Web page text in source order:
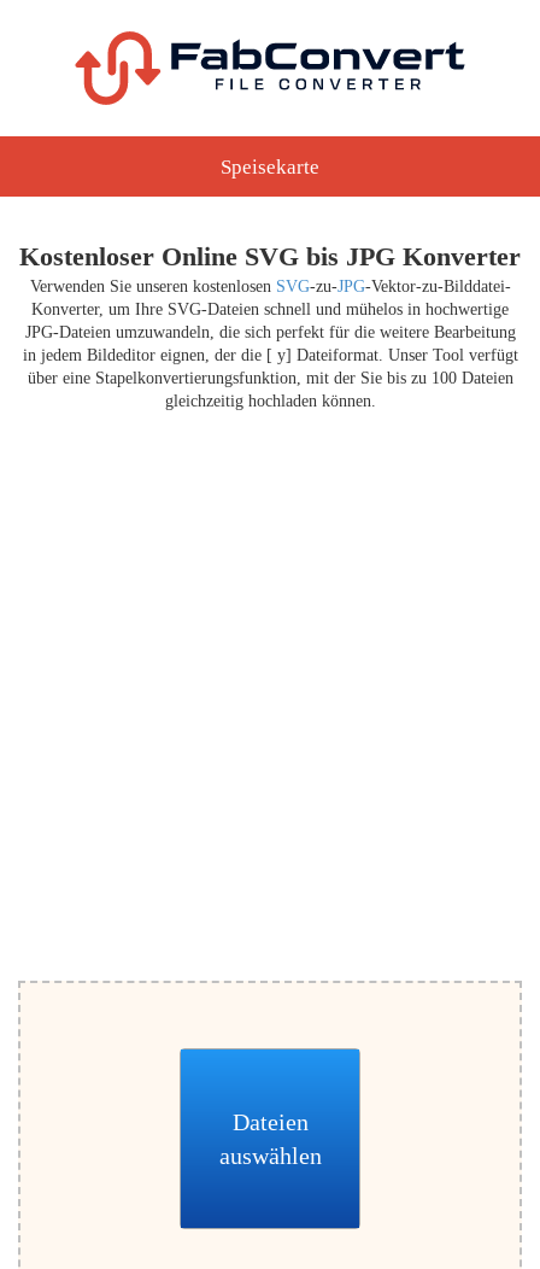
Speisekarte
Kostenloser Online SVG bis JPG Konverter
Verwenden Sie unseren kostenlosen SVG-zu-JPG-Vektor-zu-Bilddatei-
Konverter, um Ihre SVG-Dateien schnell und mühelos in hochwertige
JPG-Dateien umzuwandeln, die sich perfekt für die weitere Bearbeitung
in jedem Bildeditor eignen, der die [ y] Dateiformat. Unser Tool verfügt
über eine Stapelkonvertierungsfunktion, mit der Sie bis zu 100 Dateien
gleichzeitig hochladen können.
Dateien
auswählen